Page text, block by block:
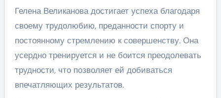
Гелена Великанова достигает успеха благодаря
своему трудолюбию, преданности спорту и
постоянному стремлению к совершенству. Она
усердно тренируется и не боится преодолевать
трудности, что позволяет ей добиваться
впечатляющих результатов.